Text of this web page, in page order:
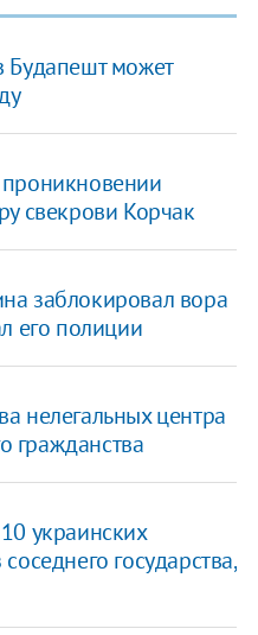
Будапешт может
свекрови Корчак
заблокировал вора
его полиции
нелегальных центра
гражданства
украинских
государства,